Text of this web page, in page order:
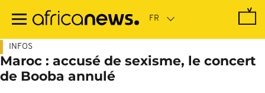
contenu
INFOS
Maroc : accusé de sexisme, le concert
de Booba annulé